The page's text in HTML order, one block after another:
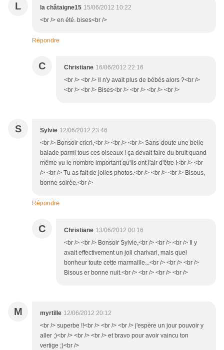
L la châtaigne15 15/06/2012 10:22
<br /> en été. bises<br />
Répondre
C Christiane 16/06/2012 22:16
<br /> <br /> Il n'y avait plus de bébés alors ?<br />
<br /> <br /> Bises<br /> <br /> <br /> <br />
S Sylvie 12/06/2012 23:46
<br /> Bonsoir cricri,<br /> <br /> <br /> Sans-doute une belle
balade parmi tous ces oiseaux ! ça devait faire du bruit quand
même vu le nombre important qu'ils ont l'air d'être !<br /> <br
/> <br /> Tu as fait de jolies photos.<br /> <br /> <br /> Bisous,
bonne soirée.<br />
Répondre
C Christiane 13/06/2012 00:16
<br /> <br /> Bonsoir Sylvie,<br /> <br /> <br /> Il y
avait effectivement un joli charivari, mais quel
bonheur toute cette marmaille...<br /> <br /> <br />
Bisous er bonne nuit.<br /> <br /> <br /> <br />
M myrtille 12/06/2012 20:12
<br /> superbe !!<br /> <br /> <br /> j'espère un jour pouvoir y
aller ;)<br /> <br /> <br /> et bravo pour avoir vaincu ton
vertige ;)<br />